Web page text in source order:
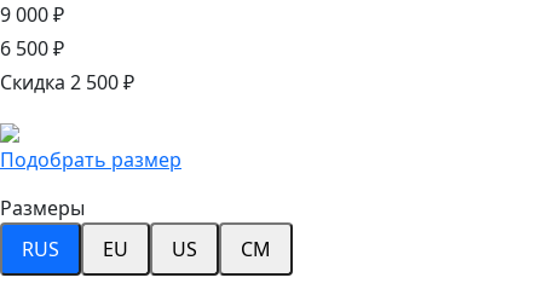
9 000 ₽
6 500 ₽
Скидка 2 500 ₽
Подобрать размер
Размеры
RUS
EU US CM